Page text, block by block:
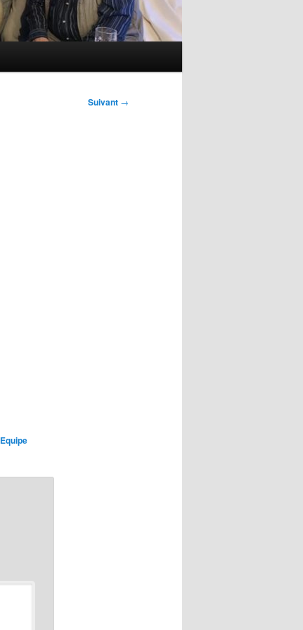
Suivant →
Equipe